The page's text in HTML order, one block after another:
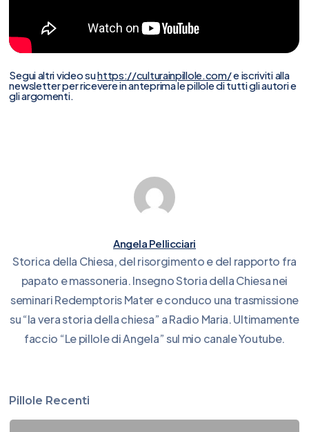
Segui altri video suhttps://culturainpillole.com/e iscriviti alla
newsletter per ricevere in anteprima le pillole di tutti gli autori e
gli argomenti.
Angela Pellicciari
Storica della Chiesa, del risorgimento e del rapporto fra
papato e massoneria. Insegno Storia della Chiesa nei
seminari Redemptoris Mater e conduco una trasmissione
su “la vera storia della chiesa” a Radio Maria. Ultimamente
faccio “Le pillole di Angela” sul mio canale Youtube.
Pillole Recenti